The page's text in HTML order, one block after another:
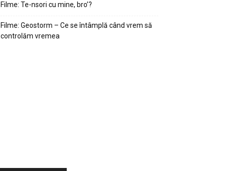
Filme: Te-nsori cu mine, bro’?
Filme: Geostorm – Ce se întâmplă când vrem să
controlăm vremea